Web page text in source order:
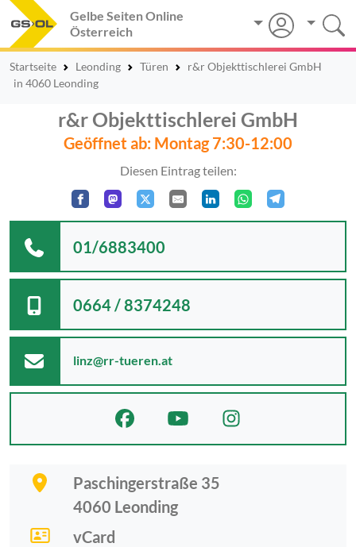
Gelbe Seiten Online
Österreich
Startseite Leonding Türen
r&r Objekttischlerei GmbH
in 4060 Leonding
r&r Objekttischlerei GmbH
Geöffnet ab: Montag 7:30-12:00
Diesen Eintrag teilen:
Paschingerstraße 35
4060 Leonding
vCard
01/6883400
0664 / 8374248
linz@rr-tueren.at